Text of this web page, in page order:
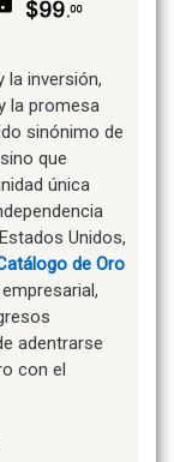
la inversión,
la promesa
sinónimo de
que
única
Unidos,
de Oro
adentrarse
con el